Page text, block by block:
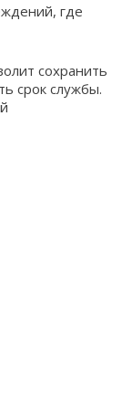
где
сохранить
срок службы.